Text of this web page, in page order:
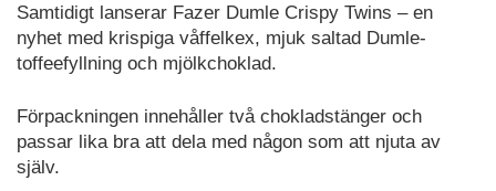
Samtidigt lanserar Fazer Dumle Crispy Twins – en
nyhet med krispiga våffelkex, mjuk saltad Dumle-
toffeefyllning och mjölkchoklad.
Förpackningen innehåller två chokladstänger och
passar lika bra att dela med någon som att njuta av
själv.